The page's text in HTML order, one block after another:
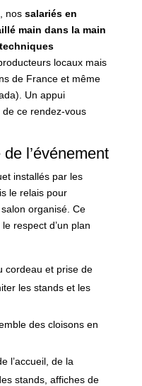
nos salariés en
main dans la main
locaux mais
de France et même
Un appui
ce rendez-vous
l’événement
installés par les
le relais pour
organisé. Ce
respect d’un plan
cordeau et prise de
les stands et les
des cloisons en
l’accueil, de la
stands, affiches de